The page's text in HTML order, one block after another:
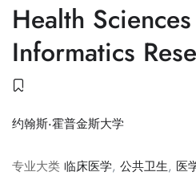
Health Sciences
Informatics
约翰斯·霍普金斯大学
专业大类 临床医学, 公共卫生, 医